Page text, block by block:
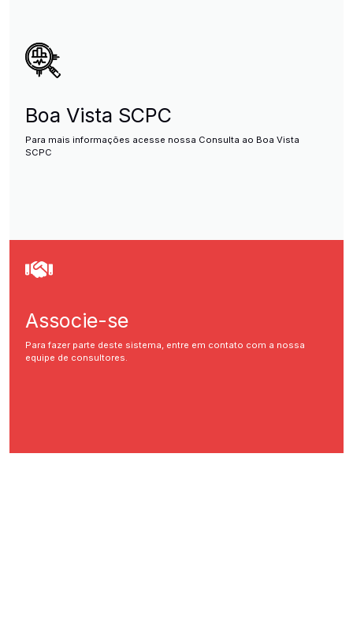
Boa Vista SCPC
Para mais informações acesse nossa Consulta ao Boa Vista
SCPC
Associe-se
Para fazer parte deste sistema, entre em contato com a nossa
equipe de consultores.